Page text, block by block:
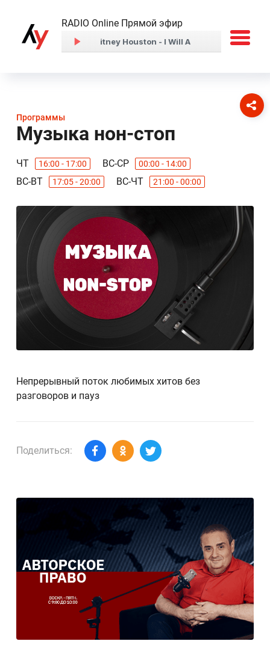
RADIO Online Прямой эфир
Программы
Музыка нон-стоп
ЧТ 16:00 - 17:00 ВС-СР 00:00 - 14:00
ВС-ВТ 17:05 - 20:00 ВС-ЧТ 21:00 - 00:00
Непрерывный поток любимых хитов без
разговоров и пауз
Поделиться: